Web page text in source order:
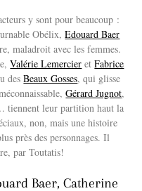
y sont pour beaucoup :
Obélix,Edouard Baer
maladroit avec les femmes.
Valérie Lemercier etFabrice
desBeaux Gosses, qui glisse
Gérard Jugnot,
tiennent leur partition haut la
non, mais une histoire
près des personnages. Il
par Toutatis!
Baer, Catherine